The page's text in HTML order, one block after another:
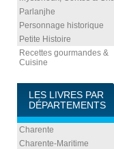
Parlanjhe
Personnage historique
Petite Histoire
Recettes gourmandes &
Cuisine
LES LIVRES PAR
DÉPARTEMENTS
Charente
Charente-Maritime